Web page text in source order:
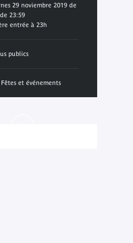
29 noviembre 2019 de
23:59
entrée à 23h
publics
et événements